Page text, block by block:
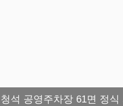
석 공영주차장 61면 정식